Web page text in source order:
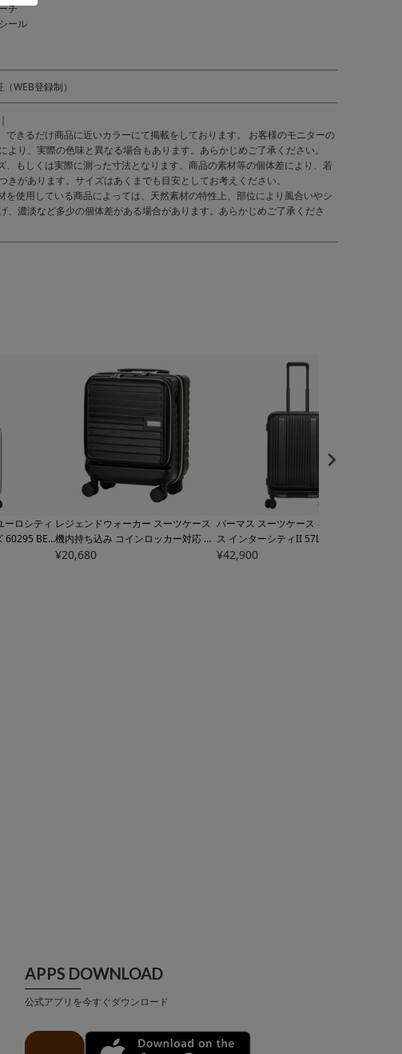
チ
ール
WEB登録制）
できるだけ商品に近いカラーにて掲載をしております。 お客様のモニターの
より、実際の色味と異なる場合もあります。あらかじめご了承ください。
、もしくは実際に測った寸法となります。商品の素材等の個体差により、若
きがあります。サイズはあくまでも目安としてお考えください。
を使用している商品によっては、天然素材の特性上、部位により風合いやシ
、濃淡など多少の個体差がある場合があります。あらかじめご了承くださ
ーロシティ
60295 BER
拡張 エキ
レジェンドウォーカー スーツケース
機内持ち込み コインロッカー対応 32
L 38cm 3.3kg 5208-38
¥20,680
バーマス スーツケース キャリーケー
ス インターシティII 57L 64cm 4.2kg
60562BERMAS INTER CITY II ハー
¥42,900
APPS DOWNLOAD
公式アプリを今すぐダウンロード